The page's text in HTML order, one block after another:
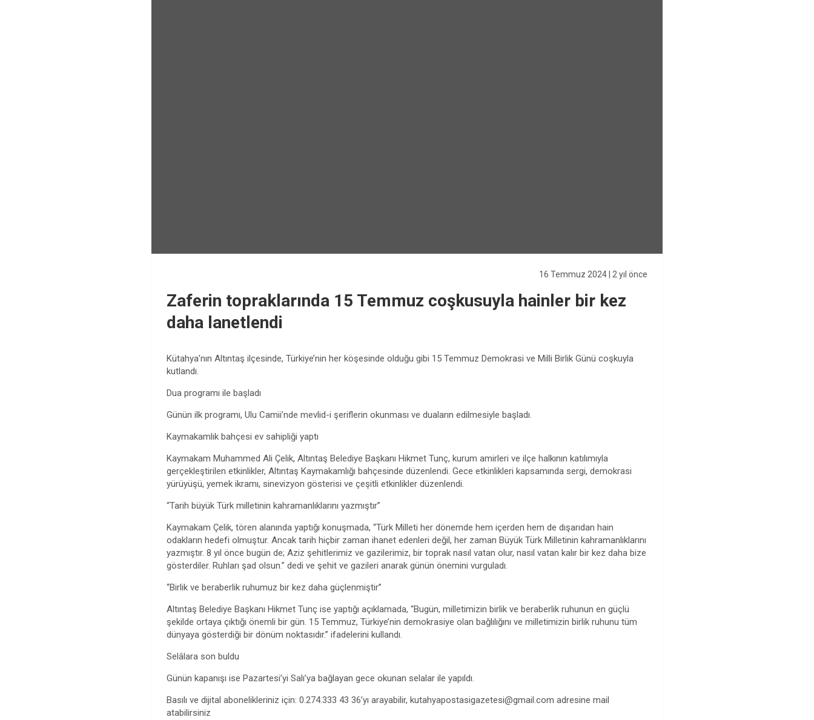
16 Temmuz 2024| 2 yıl önce
Zaferin topraklarında 15 Temmuz coşkusuyla hainler bir kez
daha lanetlendi
Kütahya’nın Altıntaş ilçesinde, Türkiye’nin her köşesinde olduğu gibi 15 Temmuz Demokrasi ve Milli Birlik Günü coşkuyla
kutlandı.
Dua programı ile başladı
Günün ilk programı, Ulu Camii’nde mevlid-i şeriflerin okunması ve duaların edilmesiyle başladı.
Kaymakamlık bahçesi ev sahipliği yaptı
Kaymakam Muhammed Ali Çelik, Altıntaş Belediye Başkanı Hikmet Tunç, kurum amirleri ve ilçe halkının katılımıyla
gerçekleştirilen etkinlikler, Altıntaş Kaymakamlığı bahçesinde düzenlendi. Gece etkinlikleri kapsamında sergi, demokrasi
yürüyüşü, yemek ikramı, sinevizyon gösterisi ve çeşitli etkinlikler düzenlendi.
“Tarih büyük Türk milletinin kahramanlıklarını yazmıştır”
Kaymakam Çelik, tören alanında yaptığı konuşmada, “Türk Milleti her dönemde hem içerden hem de dışarıdan hain
odakların hedefi olmuştur. Ancak tarih hiçbir zaman ihanet edenleri değil, her zaman Büyük Türk Milletinin kahramanlıklarını
yazmıştır. 8 yıl önce bugün de; Aziz şehitlerimiz ve gazilerimiz, bir toprak nasıl vatan olur, nasıl vatan kalır bir kez daha bize
gösterdiler. Ruhları şad olsun.” dedi ve şehit ve gazileri anarak günün önemini vurguladı.
“Birlik ve beraberlik ruhumuz bir kez daha güçlenmiştir”
Altıntaş Belediye Başkanı Hikmet Tunç ise yaptığı açıklamada, “Bugün, milletimizin birlik ve beraberlik ruhunun en güçlü
şekilde ortaya çıktığı önemli bir gün. 15 Temmuz, Türkiye’nin demokrasiye olan bağlılığını ve milletimizin birlik ruhunu tüm
dünyaya gösterdiği bir dönüm noktasıdır.” ifadelerini kullandı.
Selâlara son buldu
Günün kapanışı ise Pazartesi’yi Salı’ya bağlayan gece okunan selalar ile yapıldı.
Basılı ve dijital abonelikleriniz için: 0.274.333 43 36’yı arayabilir,kutahyapostasigazetesi@gmail.com adresine mail
atabilirsiniz